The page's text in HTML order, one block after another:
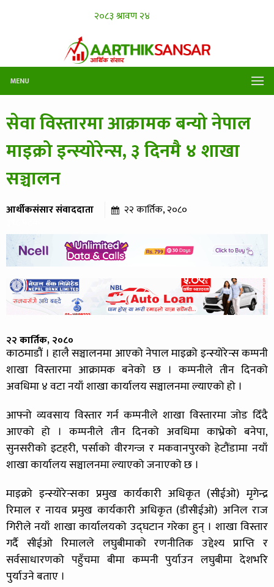
MENU
सेवा विस्तारमा आक्रामक बन्यो नेपाल
माइक्रो इन्स्योरेन्स, ३ दिनमै ४ शाखा
सञ्चालन
आर्थीकसंसार संवाददाता २२ कार्तिक, २०८०
२२ कार्तिक, २०८०
काठमाडौं । हालै सञ्चालनमा आएको नेपाल माइक्रो इन्स्योरेन्स कम्पनी
शाखा विस्तारमा आक्रामक बनेको छ । कम्पनीले तीन दिनको
अवधिमा ४ वटा नयाँ शाखा कार्यालय सञ्चालनमा ल्याएको हो ।
आफ्नो व्यवसाय विस्तार गर्न कम्पनीले शाखा विस्तारमा जोड दिँदै
आएको हो । कम्पनीले तीन दिनको अवधिमा काभ्रेको बनेपा,
सुनसरीको इटहरी, पर्साको वीरगन्ज र मकवानपुरको हेटौंडामा नयाँ
शाखा कार्यालय सञ्चालनमा ल्याएको जनाएको छ ।
माइक्रो इन्स्योरेन्सका प्रमुख कार्यकारी अधिकृत (सीईओ) मृगेन्द्र
रिमाल र नायव प्रमुख कार्यकारी अधिकृत (डीसीईओ) अनिल राज
गिरीले नयाँ शाखा कार्यालयको उद्घटान गरेका हुन् । शाखा विस्तार
गर्दै सीईओ रिमालले लघुबीमाको रणनीतिक उद्देश्य प्राप्ति र
सर्वसाधारणको पहुँचमा बीमा कम्पनी पुर्याउन लघुबीमा देशभरि
पुर्याउने बताए ।